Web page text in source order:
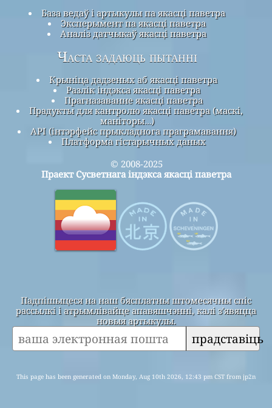
База ведаў і артыкулы па якасці паветра
Эксперымент па якасці паветра
Аналіз датчыкаў якасці паветра
Часта задаюць пытанні
Крыніца дадзеных аб якасці паветра
Разлік індэкса якасці паветра
Прагназаванне якасці паветра
Прадукты для кантролю якасці паветра (маскі,
маніторы…)
API (інтэрфейс прыкладнога праграмавання)
Платформа гістарычных даных
© 2008-2025
Праект Сусветнага індэкса якасці паветра
Падпішыцеся на наш бясплатны штомесячны спіс
рассылкі і атрымлівайце апавяшчэнні, калі з'явяцца
новыя артыкулы.
прадставіць
This page has been generated on Monday, Aug 10th 2026, 12:43 pm CST from jp2n